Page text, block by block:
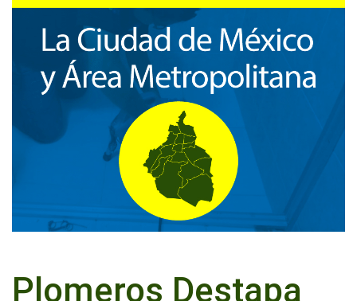
Plomeros Destapa